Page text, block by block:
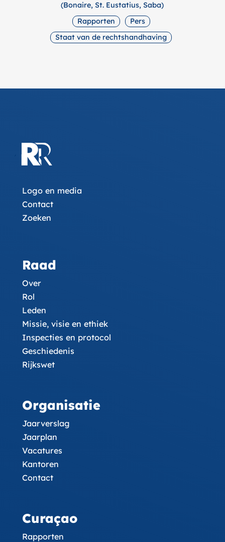
(Bonaire, St. Eustatius, Saba)
Rapporten
Pers
Staat van de rechtshandhaving
Logo en media
Contact
Zoeken
Raad
Over
Rol
Leden
Missie, visie en ethiek
Inspecties en protocol
Geschiedenis
Rijkswet
Organisatie
Jaarverslag
Jaarplan
Vacatures
Kantoren
Contact
Curaçao
Rapporten